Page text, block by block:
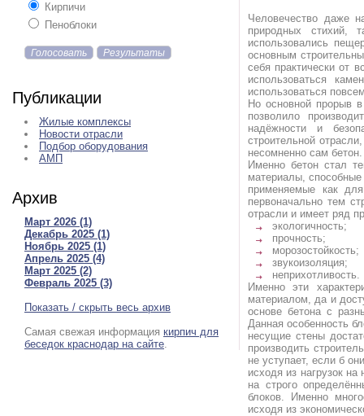
Кирпичи
Пеноблоки
Голосовать Результаты
Публикации
Жилые комплексы
Новости отрасли
Подбор оборудования
АМП
Архив
Март 2026 (1)
Декабрь 2025 (1)
Ноябрь 2025 (1)
Апрель 2025 (4)
Март 2025 (2)
Февраль 2025 (3)
Показать / скрыть весь архив
Самая свежая информация кирпич для
беседок краснодар на сайте.
Человечество даже
природных стихий,
использовались
основным
себя практически от
использоваться
использоваться
Но основной прорыв
позволило
надёжности и
строительной
несомненно сам бетон.
Именно бетон стал
материалы,
применяемые как
первоначально тем
отрасли и имеет ряд
экологичность;
прочность;
морозостойкость;
звукоизоляция;
неприхотливость.
Именно эти
материалом, да и
основе бетона с
Данная особенность
несущие стены
производить
не уступает, если б
исходя из нагрузок
на строго
блоков. Именно
исходя из